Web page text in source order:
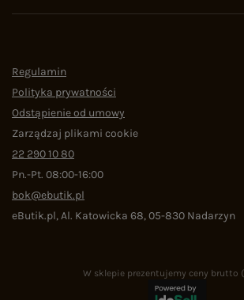
Regulamin
Polityka prywatności
Odstąpienie od umowy
Zarządzaj plikami cookie
22 290 10 80
Pn.-Pt. 08:00-16:00
bok@ebutik.pl
eButik.pl,Al. Katowicka 68,05-830 Nadarzyn
W sklepie prezentujemy ceny brutto